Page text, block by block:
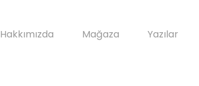
Hakkımızda Mağaza Yazılar